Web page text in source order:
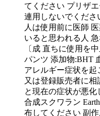
てください プリザ
連用しないでくだ
人は使用前に医師
いると思われる人
〔成 直ちに使用を
パンツ 添加物:BHT
アレルギー症状を起
又は登録販売者に
と現在の症状が悪化
合成スクワラン
布してください 副